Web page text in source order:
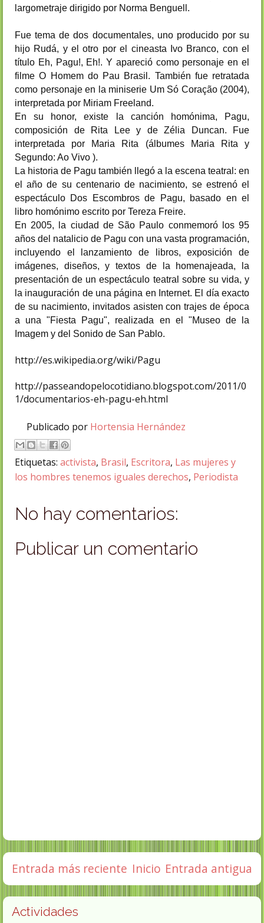
largometraje dirigido por Norma Benguell.
Fue tema de dos documentales, uno producido por su
hijo Rudá, y el otro por el cineasta Ivo Branco, con el
título Eh, Pagu!, Eh!. Y apareció como personaje en el
filme O Homem do Pau Brasil. También fue retratada
como personaje en la miniserie Um Só Coração (2004),
interpretada por Miriam Freeland.
En su honor, existe la canción homónima, Pagu,
composición de Rita Lee y de Zélia Duncan. Fue
interpretada por Maria Rita (álbumes Maria Rita y
Segundo: Ao Vivo ).
La historia de Pagu también llegó a la escena teatral: en
el año de su centenario de nacimiento, se estrenó el
espectáculo Dos Escombros de Pagu, basado en el
libro homónimo escrito por Tereza Freire.
En 2005, la ciudad de São Paulo conmemoró los 95
años del natalicio de Pagu con una vasta programación,
incluyendo el lanzamiento de libros, exposición de
imágenes, diseños, y textos de la homenajeada, la
presentación de un espectáculo teatral sobre su vida, y
la inauguración de una página en Internet. El día exacto
de su nacimiento, invitados asisten con trajes de época
a una "Fiesta Pagu", realizada en el "Museo de la
Imagem y del Sonido de San Pablo.
http://es.wikipedia.org/wiki/Pagu
http://passeandopelocotidiano.blogspot.com/2011/0
1/documentarios-eh-pagu-eh.html
Publicado por Hortensia Hernández
Etiquetas: activista, Brasil, Escritora, Las mujeres y
los hombres tenemos iguales derechos, Periodista
No hay comentarios:
Publicar un comentario
Entrada más reciente Entrada antigua
Inicio
Actividades